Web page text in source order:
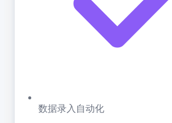
数据录入自动化